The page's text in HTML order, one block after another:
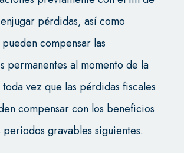
pérdidas, así como
compensar las
permanentes al momento de la
vez que las pérdidas fiscales
compensar con los beneficios
periodos gravables siguientes.